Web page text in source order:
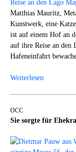
Matthias Mauritz,
Kunstwerk, eine
ist auf einem Hof an
auf ihre Reise an den
Hafeneinfahrt
Weiterlesen
OCC
Sie sorgte für